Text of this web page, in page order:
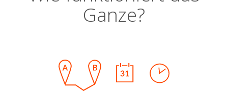
Ganze?